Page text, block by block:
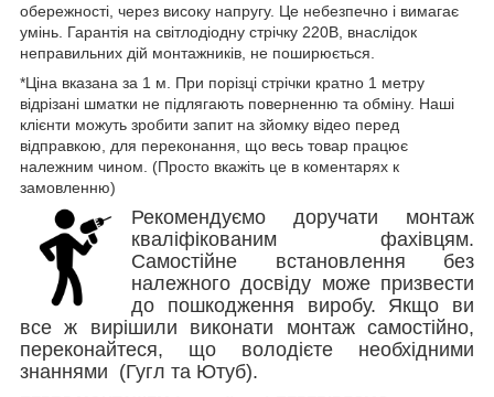
обережності, через високу напругу. Це небезпечно і вимагає
умінь. Гарантія на світлодіодну стрічку 220В, внаслідок
неправильних дій монтажників, не поширюється.
*Ціна вказана за 1 м. При порізці стрічки кратно 1 метру
відрізані шматки не підлягають поверненню та обміну. Наші
клієнти можуть зробити запит на зйомку відео перед
відправкою, для переконання, що весь товар працює
належним чином. (Просто вкажіть це в коментарях к
замовленню)
Рекомендуємо доручати монтаж
кваліфікованим фахівцям.
Самостійне встановлення без
належного досвіду може призвести
до пошкодження виробу. Якщо ви
все ж вирішили виконати монтаж самостійно,
переконайтеся, що володієте необхідними
знаннями (Гугл та Ютуб).